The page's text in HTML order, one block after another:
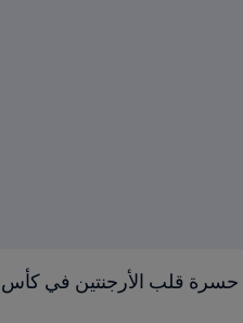
حسرة قلب الأرجنتين في كأس